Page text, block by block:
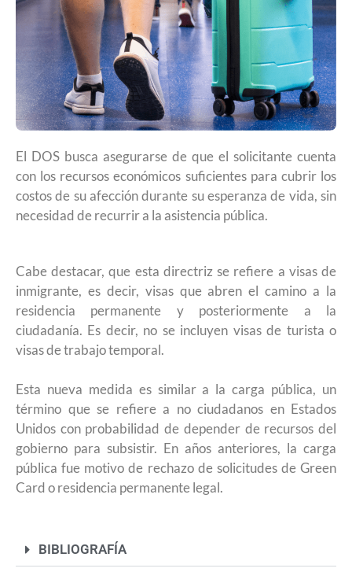
El DOS busca asegurarse de que el solicitante cuenta
con los recursos económicos suficientes para cubrir los
costos de su afección durante su esperanza de vida, sin
necesidad de recurrir a la asistencia pública.
Cabe destacar, que esta directriz se refiere a visas de
inmigrante, es decir, visas que abren el camino a la
residencia permanente y posteriormente a la
ciudadanía. Es decir, no se incluyen visas de turista o
visas de trabajo temporal.
Esta nueva medida es similar a la carga pública, un
término que se refiere a no ciudadanos en Estados
Unidos con probabilidad de depender de recursos del
gobierno para subsistir. En años anteriores, la carga
pública fue motivo de rechazo de solicitudes de Green
Card o residencia permanente legal.
BIBLIOGRAFÍA